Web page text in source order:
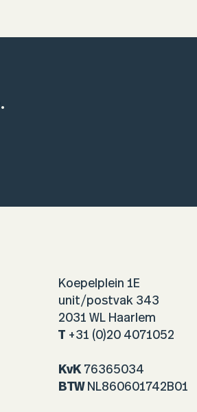
.
Koepelplein 1E
unit/postvak 343
2031 WL Haarlem
T +31 (0)20 4071052
KvK76365034
BTW NL860601742B01